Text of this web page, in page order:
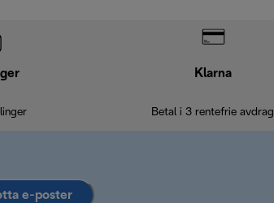
Klarna
Betal i 3 rentefrie avdrag
e-poster